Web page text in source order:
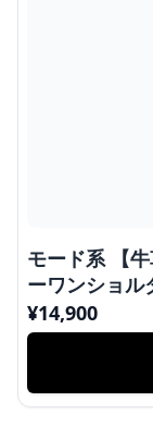
モード系 【
ーワンショル
¥14,900